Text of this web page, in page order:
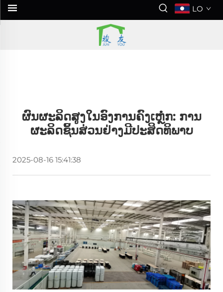
LO
ຜົນຜະລິດສູງໃນອົງການຄົງເຫຼໍກ: ການ
ຜະລິດຊິ້ນສ່ວນຢ່າງມີປະສິດທິພາບ
2025-08-16 15:41:38